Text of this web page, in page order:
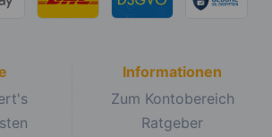
Informationen
Zum Kontobereich
Ratgeber